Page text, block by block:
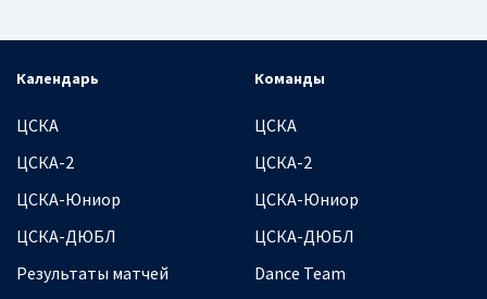
Календарь
ЦСКА
ЦСКА-2
ЦСКА-Юниор
ЦСКА-ДЮБЛ
Результаты матчей
Команды
ЦСКА
ЦСКА-2
ЦСКА-Юниор
ЦСКА-ДЮБЛ
Dance Team